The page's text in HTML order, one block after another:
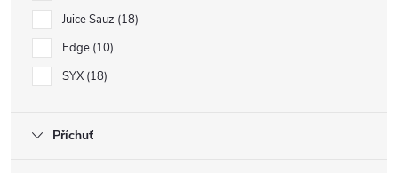
Juice Sauz 18
Edge 10
SYX 18
Příchuť